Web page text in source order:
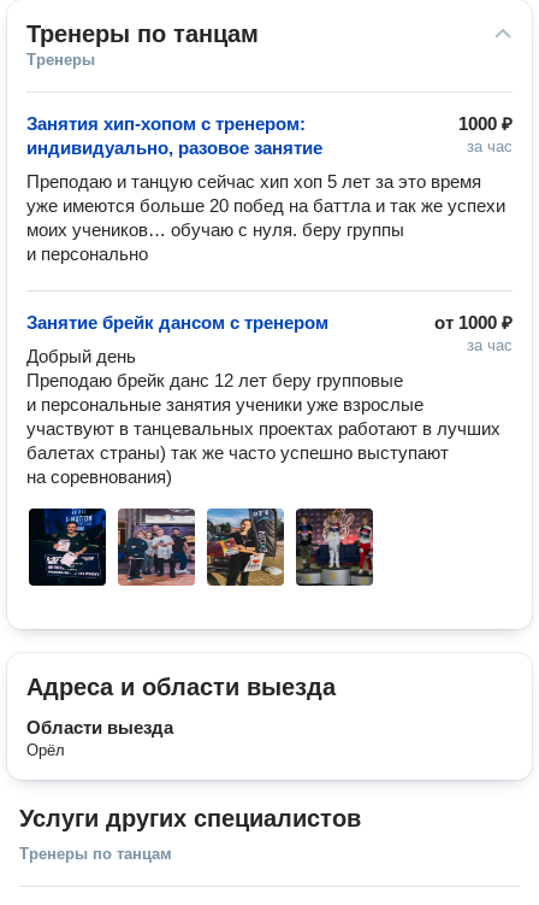
Тренеры по танцам
Тренеры
1000 ₽
за час
Занятия хип-хопом с тренером:
индивидуально, разовое занятие
Преподаю и танцую сейчас хип хоп 5 лет за это время
уже имеются больше 20 побед на баттла и так же успехи
моих учеников… обучаю с нуля. беру группы
и персонально
от 1000 ₽
за час
Занятие брейк дансом с тренером
Добрый день
Преподаю брейк данс 12 лет беру групповые
и персональные занятия ученики уже взрослые
участвуют в танцевальных проектах работают в лучших
балетах страны) так же часто успешно выступают
на соревнования)
Адреса и области выезда
Области выезда
Орёл
Услуги других специалистов
Тренеры по танцам